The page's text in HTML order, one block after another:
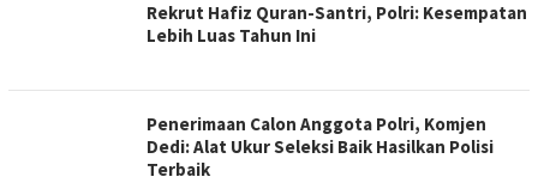
Rekrut Hafiz Quran-Santri, Polri: Kesempatan
Lebih Luas Tahun Ini
Penerimaan Calon Anggota Polri, Komjen
Dedi: Alat Ukur Seleksi Baik Hasilkan Polisi
Terbaik